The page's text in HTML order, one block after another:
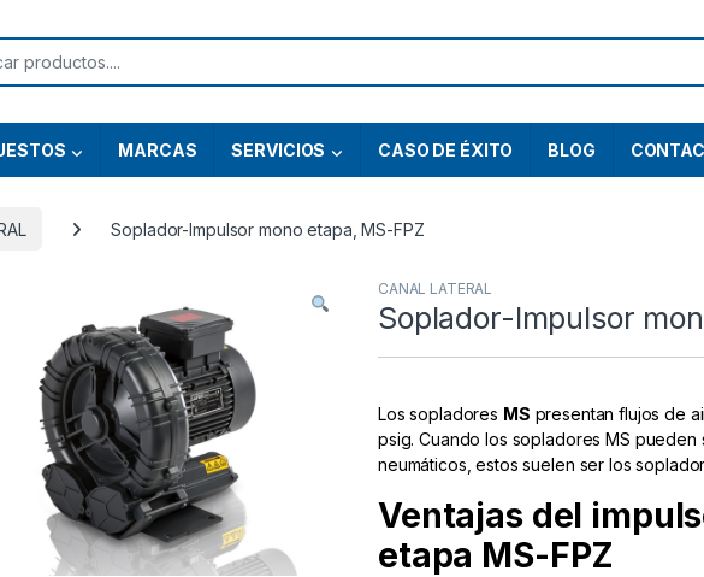
MARCAS SERVICIOS CASO DE ÉXITO BLOG
Soplador-Impulsor mono etapa, MS-FPZ
CANAL LATERAL
Soplador-Impulsor
Los sopladores MS presentan flujos de
psig. Cuando los sopladores MS pueden
neumáticos, estos suelen ser los
Ventajas del
etapa MS-FPZ